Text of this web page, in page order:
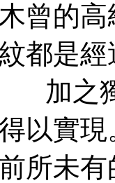
曾的
都是
加
以實
所未